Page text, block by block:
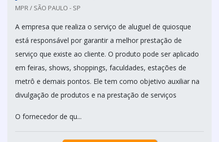
MPR / SÃO PAULO - SP
A empresa que realiza o serviço de aluguel de quiosque
está responsável por garantir a melhor prestação de
serviço que existe ao cliente. O produto pode ser aplicado
em feiras, shows, shoppings, faculdades, estações de
metrô e demais pontos. Ele tem como objetivo auxiliar na
divulgação de produtos e na prestação de serviços
O fornecedor de qu...